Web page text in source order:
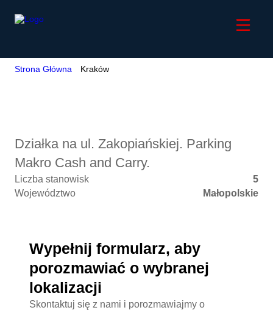
Strona Główna Kraków
Działka na ul. Zakopiańskiej. Parking
Makro Cash and Carry.
Liczba stanowisk
5
Województwo
Małopolskie
Wypełnij formularz, aby
porozmawiać o wybranej
lokalizacji
Skontaktuj się z nami i porozmawiajmy o